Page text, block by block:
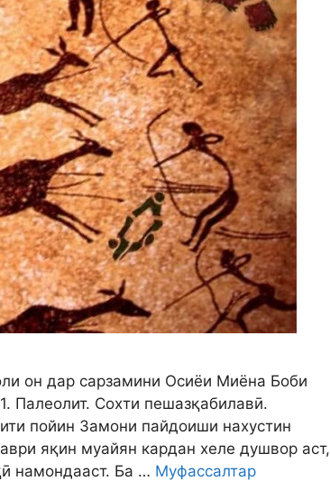
он дар сарзамини Осиёи Миёна Боби
Палеолит. Сохти пешазқабилавӣ.
пойин Замони пайдоиши нахустин
яқин муайян кардан хеле душвор аст,
намондааст. Ба … Муфассалтар